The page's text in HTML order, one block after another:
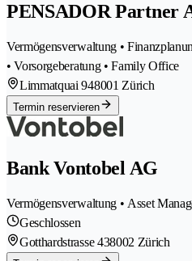
PENSADOR Partner
Vermögensverwaltung •
• Vorsorgeberatung • Family Office
Limmatquai 948001 Zürich
Termin reservieren
Bank Vontobel AG
Vermögensverwaltung • Asset
Geschlossen
Gotthardstrasse 438002 Zürich